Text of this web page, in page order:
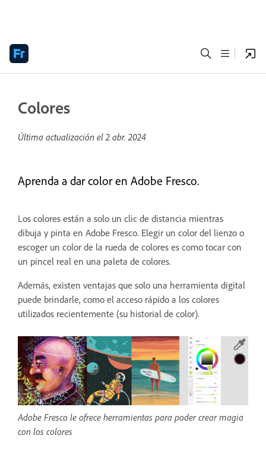
Colores
Última actualización el2 abr. 2024
Aprenda a dar color en Adobe Fresco.
Los colores están a solo un clic de distancia mientras
dibuja y pinta en Adobe Fresco. Elegir un color del lienzo o
escoger un color de la rueda de colores es como tocar con
un pincel real en una paleta de colores.
Además, existen ventajas que solo una herramienta digital
puede brindarle, como el acceso rápido a los colores
utilizados recientemente (su historial de color).
Adobe Fresco le ofrece herramientas para poder crear magia
con los colores